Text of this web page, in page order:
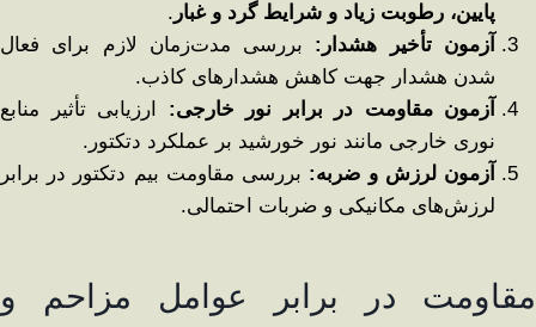
پایین، رطوبت زیاد و شرایط گرد و غبار .
آزمون تأخیر هشدار : بررسی مدت‌زمان لازم برای فعال
شدن هشدار جهت کاهش هشدارهای کاذب.
آزمون مقاومت در برابر نور خارجی: ارزیابی تأثیر منابع
نوری خارجی مانند نور خورشید بر عملکرد دتکتور.
آزمون لرزش و ضربه: بررسی مقاومت بیم دتکتور در برابر
لرزش‌های مکانیکی و ضربات احتمالی.
مقاومت در برابر عوامل مزاحم و